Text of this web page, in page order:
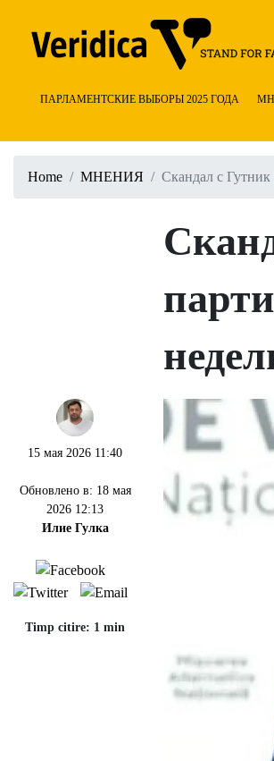
ПАРЛАМЕНТСКИЕ ВЫБОРЫ 2025 ГОДА
Home МНЕНИЯ Скандал с
15 мая 2026 11:40
Обновлено в: 18 мая
2026 12:13
Илие Гулка
Timp citire: 1 min